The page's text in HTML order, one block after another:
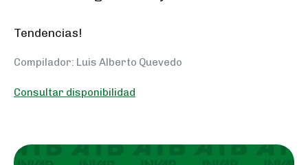
Tendencias!
Compilador: Luis Alberto Quevedo
Consultar disponibilidad